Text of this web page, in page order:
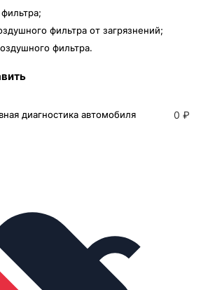
фильтра от загрязнений;
фильтра.
диагностика автомобиля 0 ₽